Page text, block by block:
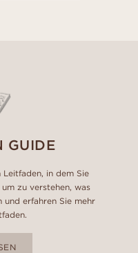
GUIDE
in dem Sie
zu verstehen, was
und erfahren Sie mehr